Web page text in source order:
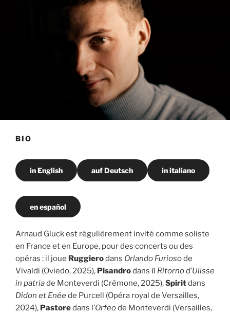
BIO
in English auf Deutsch in italiano
en español
Arnaud Gluck est régulièrement invité comme soliste
en France et en Europe, pour des concerts ou des
opéras : il joue Ruggierodans Orlando Furiosode
Vivaldi (Oviedo, 2025), Pisandrodans Il Ritorno d’Ulisse
in patriade Monteverdi (Crémone, 2025),Spiritdans
Didon et Enéede Purcell (Opéra royal de Versailles,
2024), Pastoredans l’Orfeode Monteverdi (Versailles,